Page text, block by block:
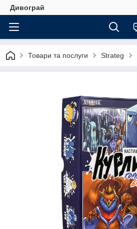
Дивограй
Товари та послуги Strateg